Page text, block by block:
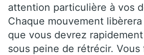
attention particulière à vos
Chaque mouvement libèrera
que vous devrez
sous peine de rétrécir. Vous